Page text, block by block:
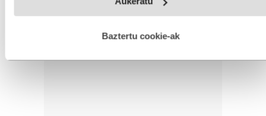
fitxategiak erabiltzen ditu. Zure esperientzia eta zerbitzuak
esplizitua ematen diguzu.Gehiago irakurri
Baztertu cookie-ak